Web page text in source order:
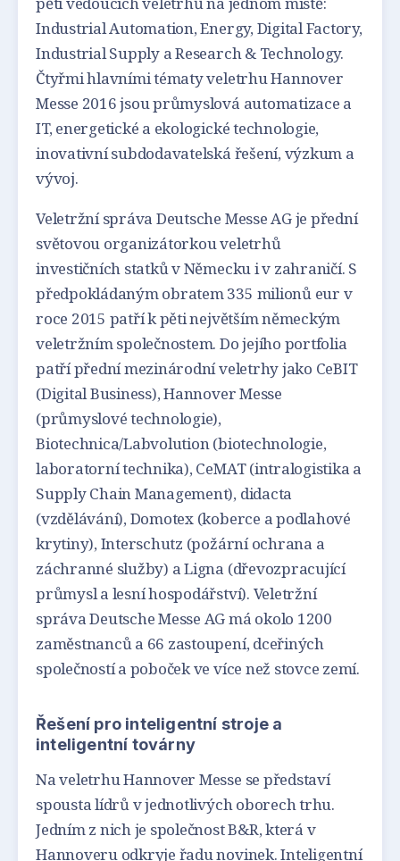
Industrial Automation, Energy, Digital Factory,
Industrial Supply a Research & Technology.
Čtyřmi hlavními tématy veletrhu Hannover
Messe 2016 jsou průmyslová automatizace a
IT, energetické a ekologické technologie,
inovativní subdodavatelská řešení, výzkum a
vývoj.
Veletržní správa Deutsche Messe AG je přední
světovou organizátorkou veletrhů
investičních statků v Německu i v zahraničí. S
předpokládaným obratem 335 milionů eur v
roce 2015 patří k pěti největším německým
veletržním společnostem. Do jejího portfolia
patří přední mezinárodní veletrhy jako CeBIT
(Digital Business), Hannover Messe
(průmyslové technologie),
Biotechnica/Labvolution (biotechnologie,
laboratorní technika), CeMAT (intralogistika a
Supply Chain Management), didacta
(vzdělávání), Domotex (koberce a podlahové
krytiny), Interschutz (požární ochrana a
záchranné služby) a Ligna (dřevozpracující
průmysl a lesní hospodářství). Veletržní
správa Deutsche Messe AG má okolo 1200
zaměstnanců a 66 zastoupení, dceřiných
společností a poboček ve více než stovce zemí.
Řešení pro inteligentní stroje a
inteligentní továrny
Na veletrhu Hannover Messe se představí
spousta lídrů v jednotlivých oborech trhu.
Jedním z nich je společnost B&R, která v
Hannoveru odkryje řadu novinek. Inteligentní